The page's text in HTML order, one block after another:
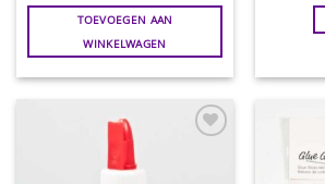
TOEVOEGEN AAN
WINKELWAGEN